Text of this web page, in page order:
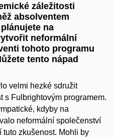
záležitosti
absolventem
na
neformální
tohoto programu
tento nápad
velmi hezké sdružit
s Fulbrightovým programem.
kdyby na
neformální společenství
tuto zkušenost. Mohli by